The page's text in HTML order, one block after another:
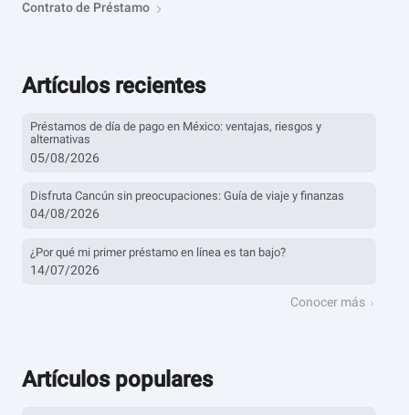
Contrato de Préstamo
Artículos recientes
Préstamos de día de pago en México: ventajas, riesgos y
alternativas
05/08/2026
Disfruta Cancún sin preocupaciones: Guía de viaje y finanzas
04/08/2026
¿Por qué mi primer préstamo en línea es tan bajo?
14/07/2026
Conocer más
Artículos populares